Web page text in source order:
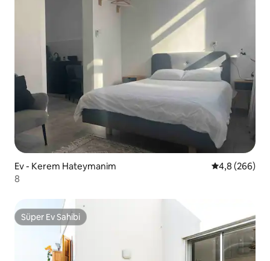
Ev - Kerem Hateymanim 5 üzerinden
4,8 (266)
8
Süper Ev Sahibi
Süper Ev Sahibi